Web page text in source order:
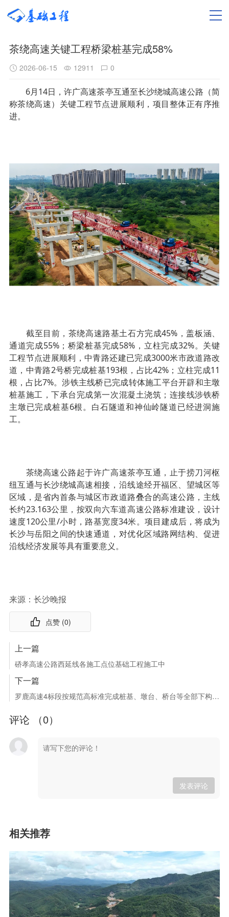
茶绕高速关键工程桥梁桩基完成58%
2026-06-15 12911 0
6月14日，许广高速茶亭互通至长沙绕城高速公路（简
称茶绕高速）关键工程节点进展顺利，项目整体正有序推
进。
截至目前，茶绕高速路基土石方完成45%，盖板涵、
通道完成55%；桥梁桩基完成58%，立柱完成32%。关键
工程节点进展顺利，中青路还建已完成3000米市政道路改
道，中青路2号桥完成桩基193根，占比42%；立柱完成11
根，占比7%。涉铁主线桥已完成转体施工平台开辟和主墩
桩基施工，下承台完成第一次混凝土浇筑；连接线涉铁桥
主墩已完成桩基6根。白石隧道和神仙岭隧道已经进洞施
工。
茶绕高速公路起于许广高速茶亭互通，止于捞刀河枢
纽互通与长沙绕城高速相接，沿线途经开福区、望城区等
区域，是省内首条与城区市政道路叠合的高速公路，主线
长约23.163公里，按双向六车道高速公路标准建设，设计
速度120公里/小时，路基宽度34米。项目建成后，将成为
长沙与岳阳之间的快速通道，对优化区域路网结构、促进
沿线经济发展等具有重要意义。
来源：长沙晚报
点赞 (0)
上一篇
硚孝高速公路西延线各施工点位基础工程施工中
下一篇
罗鹿高速4标段按规范高标准完成桩基、墩台、桥台等全部下构施工
评论 （0）
发表评论
相关推荐